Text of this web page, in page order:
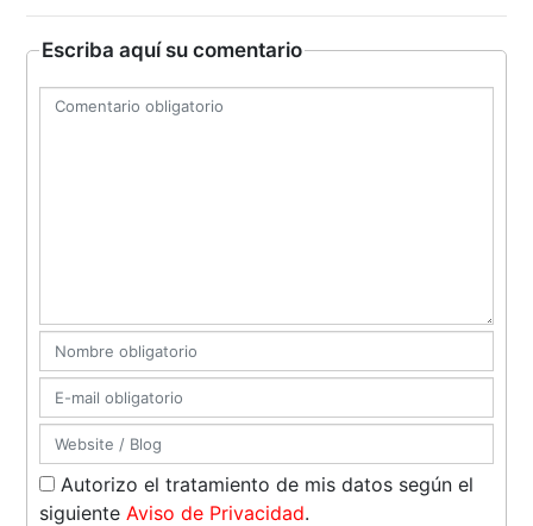
Escriba aquí su comentario
Autorizo el tratamiento de mis datos según el
siguiente Aviso de Privacidad.